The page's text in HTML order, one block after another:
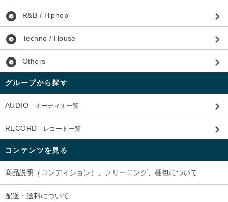
album R&B / Hiphop
album Techno / House
album Others
グループから探す
AUDIO オーディオ一覧
RECORD レコード一覧
コンテンツを見る
商品説明（コンディション）、クリーニング、梱包について
配送・送料について